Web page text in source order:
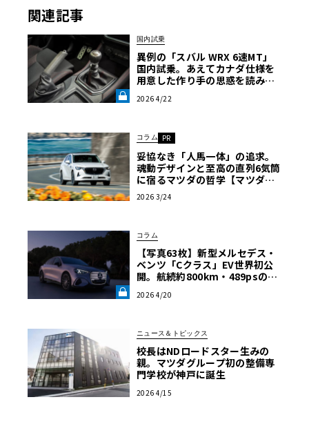
関連記事
国内試乗
異例の「スバル WRX 6速MT」
国内試乗。あえてカナダ仕様を
用意した作り手の思惑を読み解
2026 4/22
コラム PR
妥協なき「人馬一体」の追求。
魂動デザインと至高の直列6気筒
に宿るマツダの哲学【マツダ最
新ディーゼル完全解剖】〈PR〉
2026 3/24
コラム
【写真63枚】新型メルセデス・
ベンツ「Cクラス」EV世界初公
開。航続約800km・489psの実
た“EVのリアル”《LE VOLANT
2026 4/20
ニュース＆トピックス
校長はNDロードスター生みの
親。マツダグループ初の整備専
門学校が神戸に誕生
2026 4/15